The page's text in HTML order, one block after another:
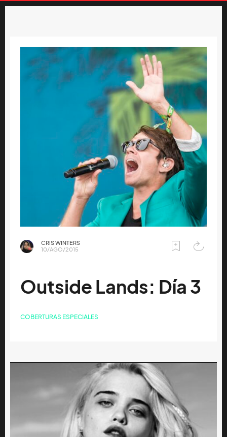
CRIS WINTERS
10/AGO/2015
Outside Lands: Día 3
COBERTURAS ESPECIALES